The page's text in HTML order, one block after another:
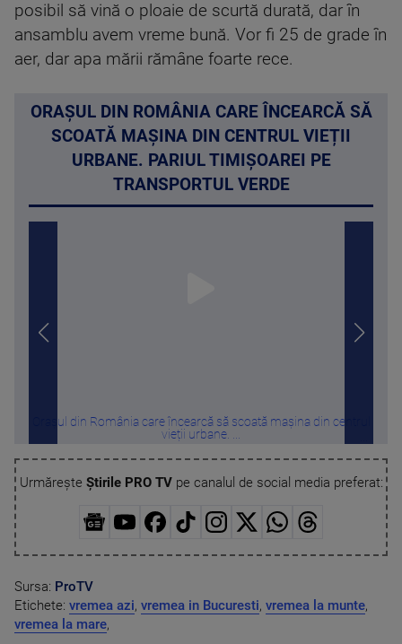
posibil să vină o ploaie de scurtă durată, dar în
ansamblu avem vreme bună. Vor fi 25 de grade în
aer, dar apa mării rămâne foarte rece.
ORAȘUL DIN ROMÂNIA CARE ÎNCEARCĂ SĂ
SCOATĂ MAȘINA DIN CENTRUL VIEȚII
URBANE. PARIUL TIMIȘOAREI PE
TRANSPORTUL VERDE
Orașul din România care încearcă să scoată mașina din centrul
vieții urbane. ...
Urmărește Știrile PRO TVpe canalul de social media preferat:
Sursa: ProTV
Etichete: vremea azi, vremea in Bucuresti, vremea la munte,
vremea la mare,